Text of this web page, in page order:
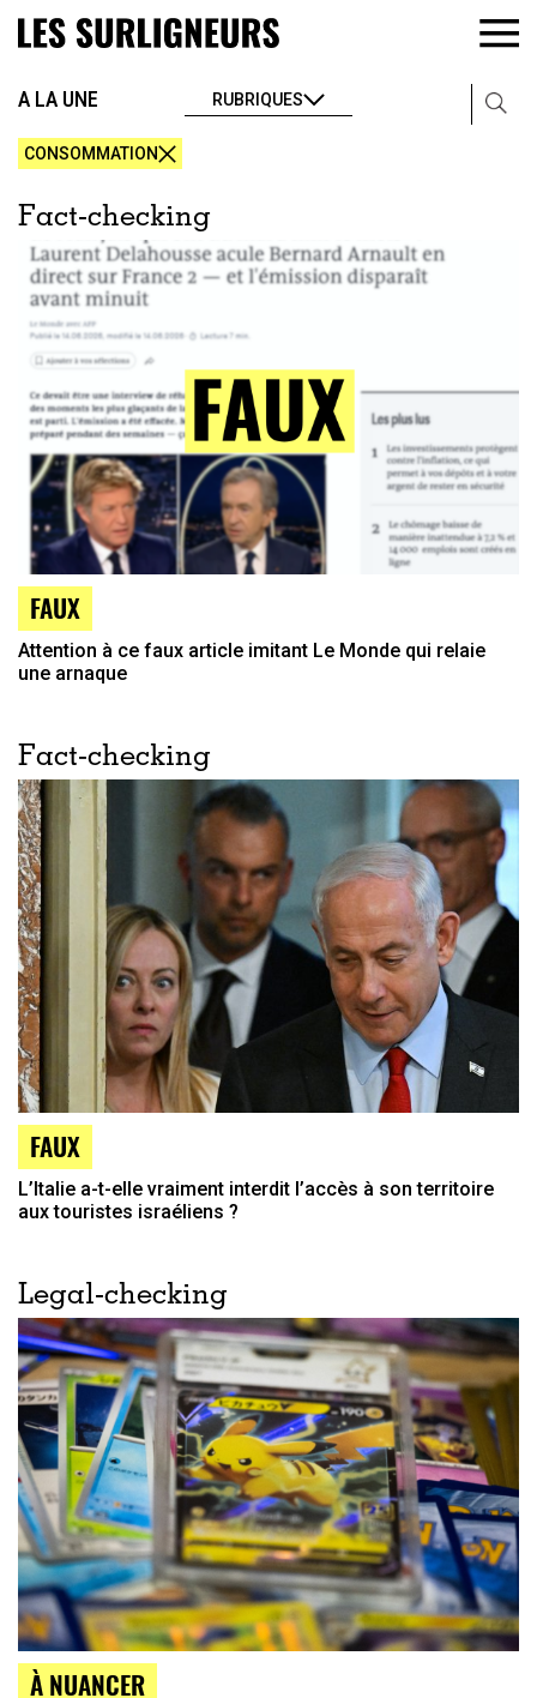
A LA UNE RUBRIQUES
CONSOMMATION
Fact-checking
FAUX
Attention à ce faux article imitant Le Monde qui relaie
une arnaque
Fact-checking
FAUX
L’Italie a-t-elle vraiment interdit l’accès à son territoire
aux touristes israéliens ?
Legal-checking
À NUANCER